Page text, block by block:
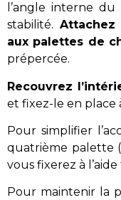
l’angle interne
stabilité.
aux palettes de
prépercée.
Recouvrez l’
et fixez-le en place
Pour simplifier
quatrième palette
vous fixerez à
Pour maintenir la